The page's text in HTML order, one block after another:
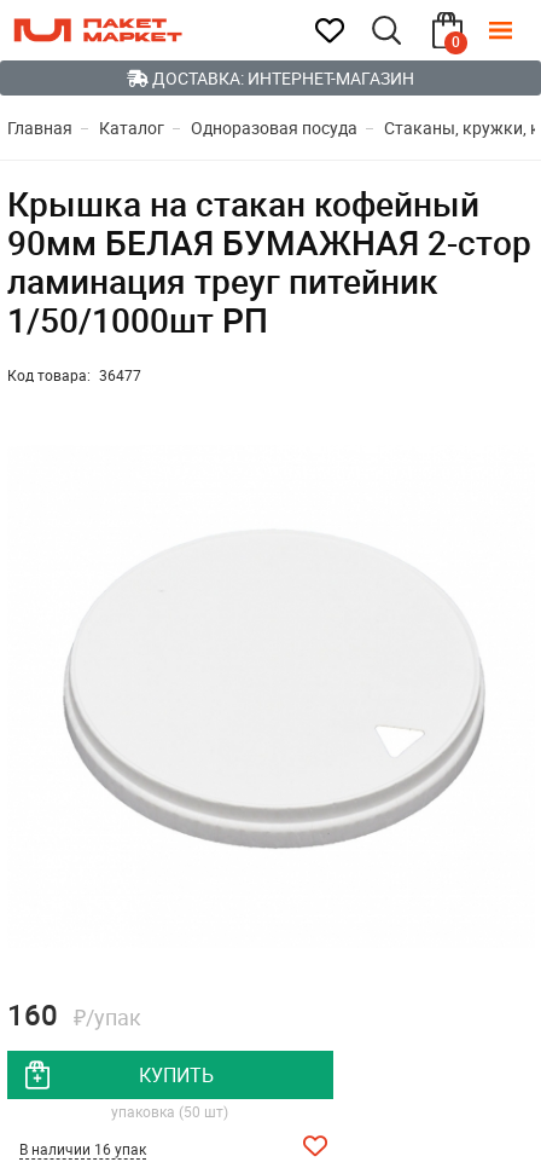
0
ДОСТАВКА: ИНТЕРНЕТ-МАГАЗИН
Главная Каталог Одноразовая посуда Стаканы, кружки,
Крышка на стакан кофейный
90мм БЕЛАЯ БУМАЖНАЯ 2-стор
ламинация треуг питейник
1/50/1000шт РП
Код товара: 36477
160 ₽/упак
КУПИТЬ
упаковка (50 шт)
В наличии 16 упак